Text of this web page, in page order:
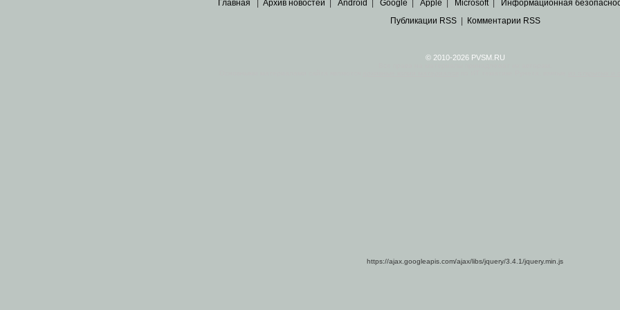
Главная Архив новостей Android Google Apple Microsoft| Информационная
Публикации RSS| Комментарии RSS
© 2010-2026 PVSM.RU
https://ajax.googleapis.com/ajax/libs/jquery/3.4.1/jquery.min.js